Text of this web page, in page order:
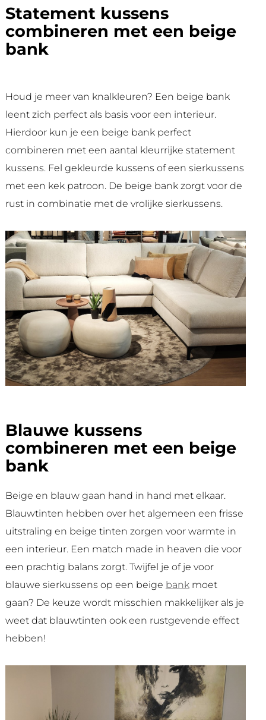
Statement kussens
combineren met een beige
bank
Houd je meer van knalkleuren? Een beige bank
leent zich perfect als basis voor een interieur.
Hierdoor kun je een beige bank perfect
combineren met een aantal kleurrijke statement
kussens. Fel gekleurde kussens of een sierkussens
met een kek patroon. De beige bank zorgt voor de
rust in combinatie met de vrolijke sierkussens.
Blauwe kussens
combineren met een beige
bank
Beige en blauw gaan hand in hand met elkaar.
Blauwtinten hebben over het algemeen een frisse
uitstraling en beige tinten zorgen voor warmte in
een interieur. Een match made in heaven die voor
een prachtig balans zorgt. Twijfel je of je voor
blauwe sierkussens op een beige bankmoet
gaan? De keuze wordt misschien makkelijker als je
weet dat blauwtinten ook een rustgevende effect
hebben!